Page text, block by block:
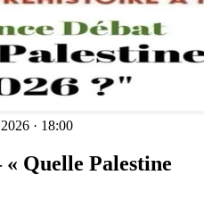
· 18:00
Quelle Palestine